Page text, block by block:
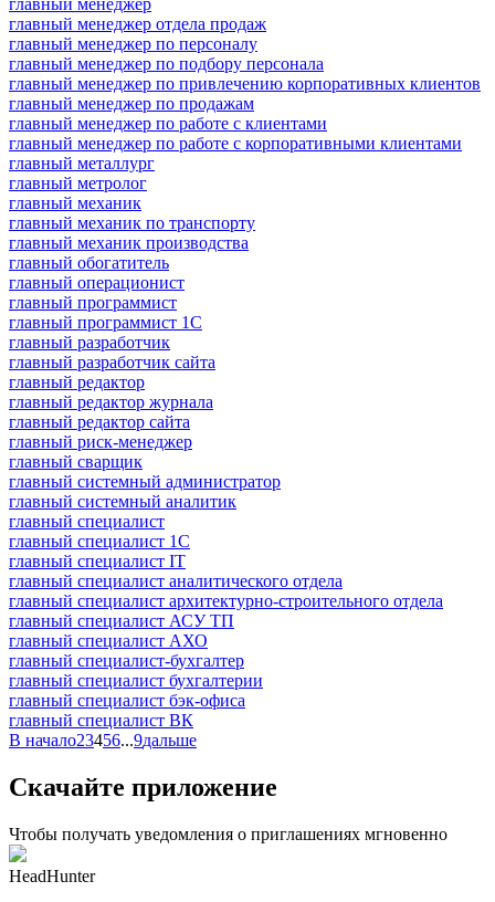
главный менеджер отдела продаж
главный менеджер по персоналу
главный менеджер по подбору персонала
главный менеджер по привлечению корпоративных клиентов
главный менеджер по продажам
главный менеджер по работе с клиентами
главный менеджер по работе с корпоративными клиентами
главный металлург
главный метролог
главный механик
главный механик по транспорту
главный механик производства
главный обогатитель
главный операционист
главный программист
главный программист 1С
главный разработчик
главный разработчик сайта
главный редактор
главный редактор журнала
главный редактор сайта
главный риск-менеджер
главный сварщик
главный системный администратор
главный системный аналитик
главный специалист
главный специалист 1С
главный специалист IT
главный специалист аналитического отдела
главный специалист архитектурно-строительного отдела
главный специалист АСУ ТП
главный специалист АХО
главный специалист-бухгалтер
главный специалист бухгалтерии
главный специалист бэк-офиса
главный специалист ВК
В начало23456...9дальше
Скачайте приложение
Чтобы получать уведомления о приглашениях мгновенно
HeadHunter